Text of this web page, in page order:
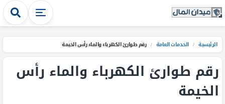
الرئيسية / الخدمات العامة / رقم طوارئ الكهرباء والماء رأس الخيمة
رقم طوارئ الكهرباء والماء رأس
الخيمة